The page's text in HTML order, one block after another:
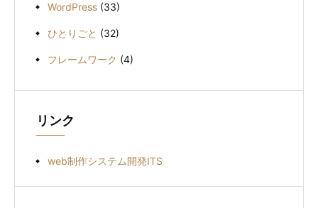
WordPress (33)
ひとりごと (32)
フレームワーク (4)
リンク
web制作システム開発ITS